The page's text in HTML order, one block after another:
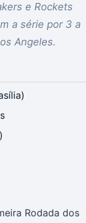
e Rockets
a série por 3 a
Angeles.
Rodada dos